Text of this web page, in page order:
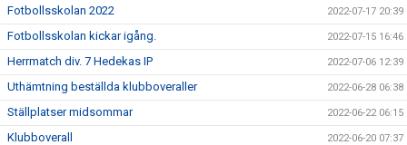
Fotbollsskolan 2022 2022-07-17 20:39
Fotbollsskolan kickar igång. 2022-07-15 16:46
Herrmatch div. 7 Hedekas IP 2022-07-06 12:39
Uthämtning beställda klubboveraller 2022-06-28 06:38
Ställplatser midsommar 2022-06-22 06:15
Klubboverall 2022-06-20 07:37